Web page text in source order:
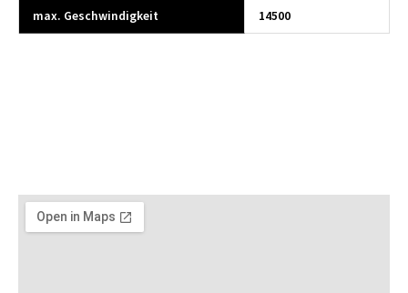
max. Geschwindigkeit
14500